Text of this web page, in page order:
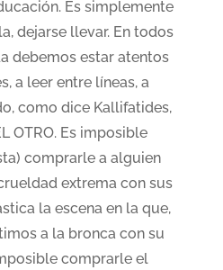
Es simplemente
dejarse llevar. En todos
debemos estar atentos
a leer entre líneas, a
como dice Kallifatides,
OTRO. Es imposible
comprarle a alguien
extrema con sus
la escena en la que,
a la bronca con su
comprarle el